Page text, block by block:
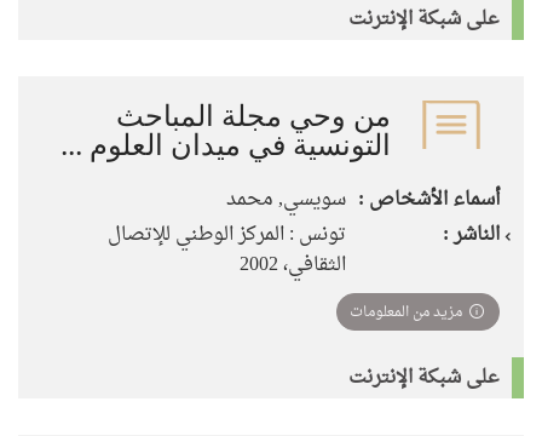
على شبكة الإنترنت
من وحي مجلة المباحث
التونسية في ميدان العلوم ...
أسماء الأشخاص : سويسي, محمد
الناشر :
تونس : المركز الوطني للإتصال
الثقافي، 2002
مزيد من المعلومات
على شبكة الإنترنت